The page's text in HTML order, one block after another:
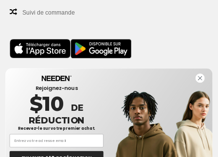
Suivi de commande
Bureau
One Dundas Street West Suite 2500
Toronto, Ontario, M5G 1Z3
Ceci n'est PAS l'adresse de retour. Pour les retours, voir ici
Bureau
1300 rue Sherbrooke Ouest #400
Montreal, Quebec, H3G 1H9
Rejoignez-nous
$10 DE
RÉDUCTION
Recevez-le sur votre premier achat.